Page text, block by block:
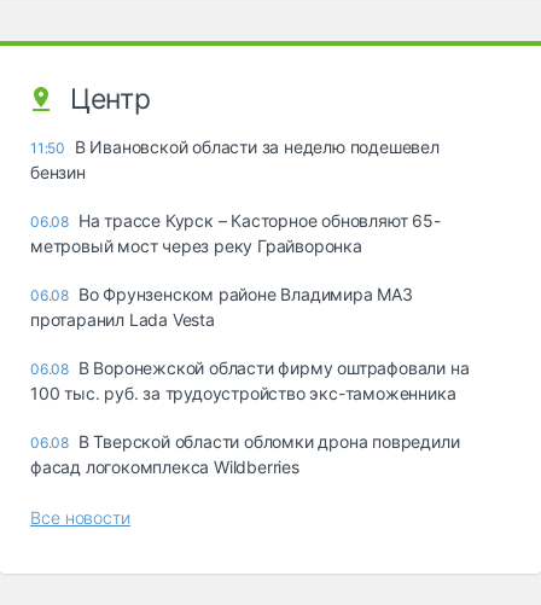
Центр
11:50
В Ивановской области за неделю подешевел
бензин
06.08 На трассе Курск – Касторное обновляют 65-
метровый мост через реку Грайворонка
06.08 Во Фрунзенском районе Владимира МАЗ
протаранил Lada Vesta
06.08 В Воронежской области фирму оштрафовали на
100 тыс. руб. за трудоустройство экс-таможенника
06.08 В Тверской области обломки дрона повредили
фасад логокомплекса Wildberries
Все новости